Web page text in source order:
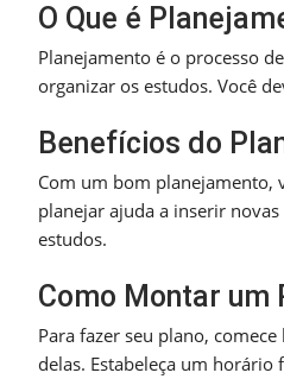
O Que é
Planejamento é o processo
organizar os estudos. Você
Benefícios do
Com um bom planejamento,
planejar ajuda a inserir
estudos.
Como Montar um
Para fazer seu plano,
delas. Estabeleça um